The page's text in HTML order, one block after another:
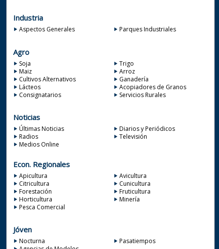
Industria
Aspectos Generales Parques Industriales
Agro
Soja
Trigo
Maiz
Arroz
Cultivos Alternativos
Ganadería
Lácteos
Acopiadores de Granos
Consignatarios
Servicios Rurales
Noticias
Últimas Noticias
Diarios y Periódicos
Radios
Televisión
Medios Online
Econ. Regionales
Apicultura
Avicultura
Citricultura
Cunicultura
Forestación
Fruticultura
Horticultura
Minería
Pesca Comercial
Jóven
Nocturna
Pasatiempos